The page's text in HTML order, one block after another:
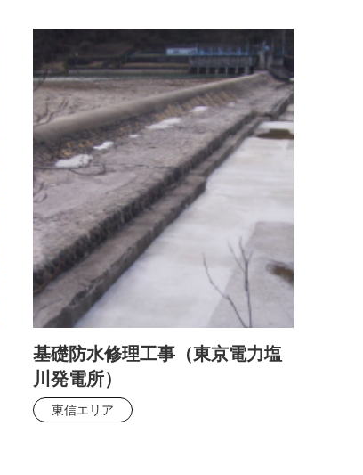
基礎防水修理工事（東京電力塩
川発電所）
東信エリア